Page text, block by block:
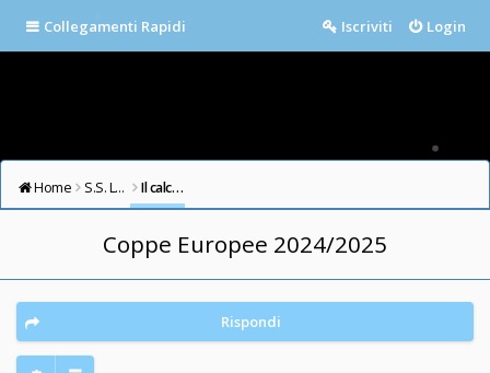
Collegamenti Rapidi Login
Iscriviti
Home S.S. LAZIO FORUM Il calcio in testa
Coppe Europee 2024/2025
Rispondi